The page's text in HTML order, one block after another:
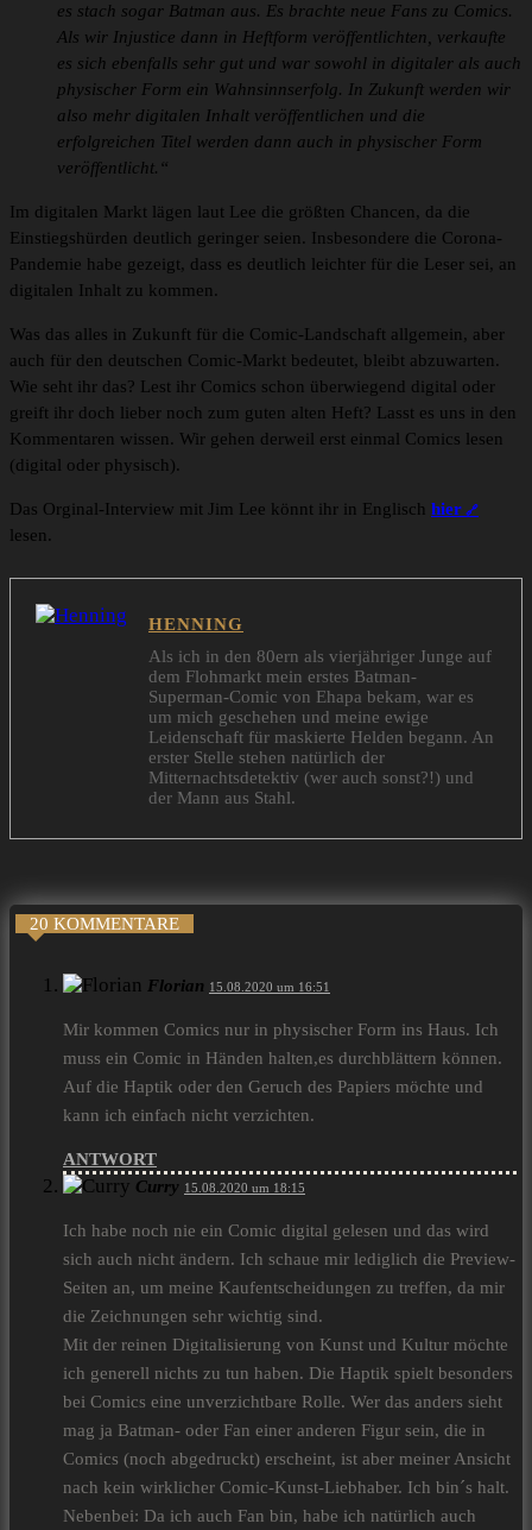
es stach sogar Batman aus. Es brachte neue Fans zu Comics.
Als wir Injustice dann in Heftform veröffentlichten, verkaufte
es sich ebenfalls sehr gut und war sowohl in digitaler als auch
physischer Form ein Wahnsinnserfolg. In Zukunft werden wir
also mehr digitalen Inhalt veröffentlichen und die
erfolgreichen Titel werden dann auch in physischer Form
veröffentlicht.“
Im digitalen Markt lägen laut Lee die größten Chancen, da die
Einstiegshürden deutlich geringer seien. Insbesondere die Corona-
Pandemie habe gezeigt, dass es deutlich leichter für die Leser sei, an
digitalen Inhalt zu kommen.
Was das alles in Zukunft für die Comic-Landschaft allgemein, aber
auch für den deutschen Comic-Markt bedeutet, bleibt abzuwarten.
Wie seht ihr das? Lest ihr Comics schon überwiegend digital oder
greift ihr doch lieber noch zum guten alten Heft? Lasst es uns in den
Kommentaren wissen. Wir gehen derweil erst einmal Comics lesen
(digital oder physisch).
Das Orginal-Interview mit Jim Lee könnt ihr in Englisch hier
lesen.
HENNING
Als ich in den 80ern als vierjähriger Junge auf
dem Flohmarkt mein erstes Batman-
Superman-Comic von Ehapa bekam, war es
um mich geschehen und meine ewige
Leidenschaft für maskierte Helden begann. An
erster Stelle stehen natürlich der
Mitternachtsdetektiv (wer auch sonst?!) und
der Mann aus Stahl.
20 KOMMENTARE
Florian 15.08.2020 um 16:51
Mir kommen Comics nur in physischer Form ins Haus. Ich
muss ein Comic in Händen halten,es durchblättern können.
Auf die Haptik oder den Geruch des Papiers möchte und
kann ich einfach nicht verzichten.
ANTWORT
Curry 15.08.2020 um 18:15
Ich habe noch nie ein Comic digital gelesen und das wird
sich auch nicht ändern. Ich schaue mir lediglich die Preview-
Seiten an, um meine Kaufentscheidungen zu treffen, da mir
die Zeichnungen sehr wichtig sind.
Mit der reinen Digitalisierung von Kunst und Kultur möchte
ich generell nichts zu tun haben. Die Haptik spielt besonders
bei Comics eine unverzichtbare Rolle. Wer das anders sieht
mag ja Batman- oder Fan einer anderen Figur sein, die in
Comics (noch abgedruckt) erscheint, ist aber meiner Ansicht
nach kein wirklicher Comic-Kunst-Liebhaber. Ich bin´s halt.
Nebenbei: Da ich auch Fan bin, habe ich natürlich auch